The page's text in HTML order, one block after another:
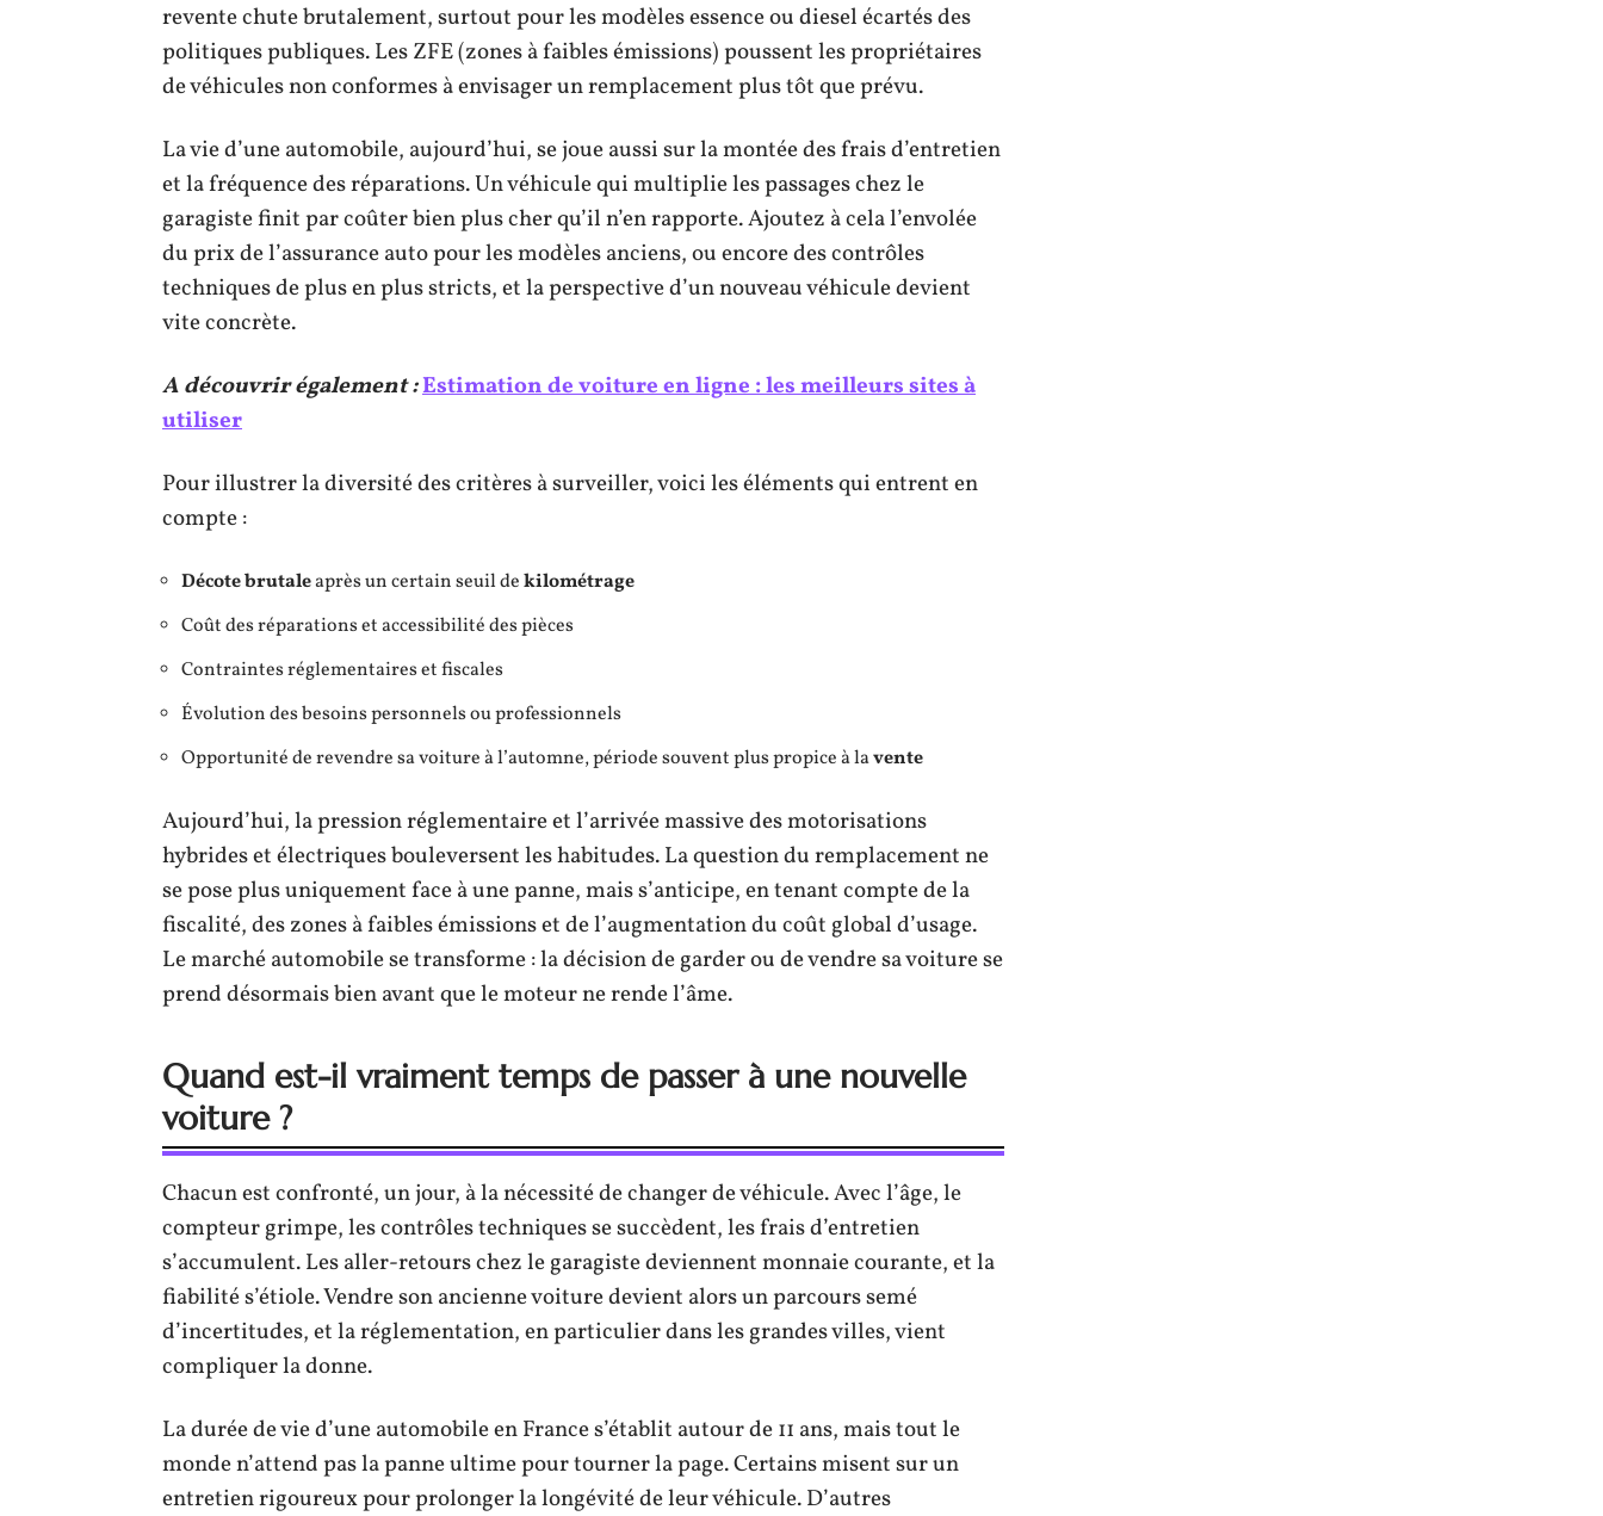
revente chute brutalement, surtout pour les modèles essence ou diesel écartés des
politiques publiques. Les ZFE (zones à faibles émissions) poussent les propriétaires
de véhicules non conformes à envisager un remplacement plus tôt que prévu.
La vie d’une automobile, aujourd’hui, se joue aussi sur la montée des frais d’entretien
et la fréquence des réparations. Un véhicule qui multiplie les passages chez le
garagiste finit par coûter bien plus cher qu’il n’en rapporte. Ajoutez à cela l’envolée
du prix de l’assurance auto pour les modèles anciens, ou encore des contrôles
techniques de plus en plus stricts, et la perspective d’un nouveau véhicule devient
vite concrète.
A découvrir également :Estimation de voiture en ligne : les meilleurs sites à
utiliser
Pour illustrer la diversité des critères à surveiller, voici les éléments qui entrent en
compte :
Décote brutaleaprès un certain seuil dekilométrage
Coût des réparations et accessibilité des pièces
Contraintes réglementaires et fiscales
Évolution des besoins personnels ou professionnels
Opportunité de revendre sa voiture à l’automne, période souvent plus propice à lavente
Aujourd’hui, la pression réglementaire et l’arrivée massive des motorisations
hybrides et électriques bouleversent les habitudes. La question du remplacement ne
se pose plus uniquement face à une panne, mais s’anticipe, en tenant compte de la
fiscalité, des zones à faibles émissions et de l’augmentation du coût global d’usage.
Le marché automobile se transforme : la décision de garder ou de vendre sa voiture se
prend désormais bien avant que le moteur ne rende l’âme.
Quand est-il vraiment temps de passer à une nouvelle
voiture ?
Chacun est confronté, un jour, à la nécessité de changer de véhicule. Avec l’âge, le
compteur grimpe, les contrôles techniques se succèdent, les frais d’entretien
s’accumulent. Les aller-retours chez le garagiste deviennent monnaie courante, et la
fiabilité s’étiole. Vendre son ancienne voiture devient alors un parcours semé
d’incertitudes, et la réglementation, en particulier dans les grandes villes, vient
compliquer la donne.
La durée de vie d’une automobile en France s’établit autour de 11 ans, mais tout le
monde n’attend pas la panne ultime pour tourner la page. Certains misent sur un
entretien rigoureux pour prolonger la longévité de leur véhicule. D’autres